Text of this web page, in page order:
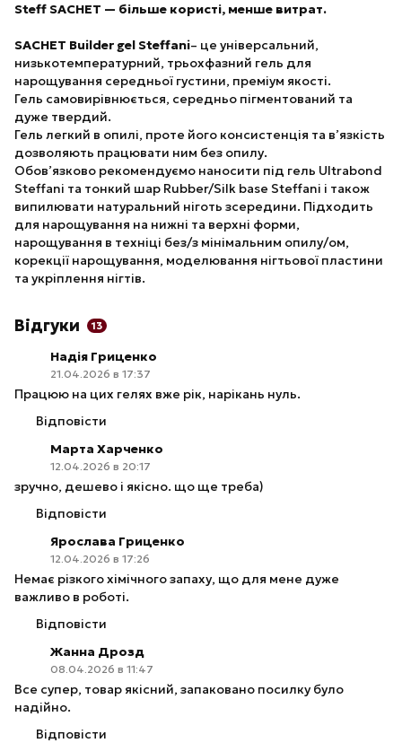
Steff SACHET — більше користі, менше витрат.
SACHET Builder gel Steffani– це універсальний,
низькотемпературний, трьохфазний гель для
нарощування середньої густини, преміум якості.
Гель самовирівнюється, середньо пігментований та
дуже твердий.
Гель легкий в опилі, проте його консистенція та в’язкість
дозволяють працювати ним без опилу.
Обов’язково рекомендуємо наносити під гель Ultrabond
Steffani та тонкий шар Rubber/Silk base Steffani і також
випилювати натуральний ніготь зсередини. Підходить
для нарощування на нижні та верхні форми,
нарощування в техніці без/з мінімальним опилу/ом,
корекції нарощування, моделювання нігтьової пластини
та укріплення нігтів.
Відгуки 13
Надія Гриценко
21.04.2026 в 17:37
Працюю на цих гелях вже рік, нарікань нуль.
Відповісти
Марта Харченко
12.04.2026 в 20:17
зручно, дешево і якісно. що ще треба)
Відповісти
Ярослава Гриценко
12.04.2026 в 17:26
Немає різкого хімічного запаху, що для мене дуже
важливо в роботі.
Відповісти
Жанна Дрозд
08.04.2026 в 11:47
Все супер, товар якісний, запаковано посилку було
надійно.
Відповісти